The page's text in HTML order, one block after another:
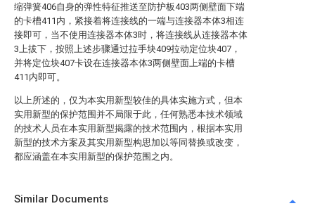
缩弹簧406自身的弹性特征推送至防护板403两侧壁面下端
的卡槽411内，紧接着将连接线的一端与连接器本体3相连
接即可，当不使用连接器本体3时，将连接线从连接器本体
3上拔下，按照上述步骤通过拉手块409拉动定位块407，
并将定位块407卡设在连接器本体3两侧壁面上端的卡槽
411内即可。
以上所述的，仅为本实用新型较佳的具体实施方式，但本
实用新型的保护范围并不局限于此，任何熟悉本技术领域
的技术人员在本实用新型揭露的技术范围内，根据本实用
新型的技术方案及其实用新型构思加以等同替换或改变，
都应涵盖在本实用新型的保护范围之内。
Similar Documents